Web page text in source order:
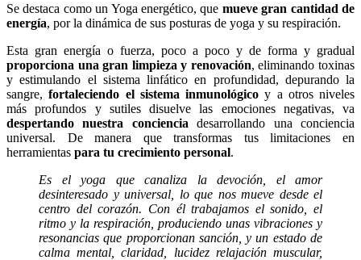
Se destaca como un Yoga energético, que mueve gran cantidad de
energía, por la dinámica de sus posturas de yoga y su respiración.
Esta gran energía o fuerza, poco a poco y de forma y gradual
proporciona una gran limpieza y renovación, eliminando toxinas
y estimulando el sistema linfático en profundidad, depurando la
sangre,fortaleciendo el sistema inmunológico y a otros niveles
más profundos y sutiles disuelve las emociones negativas, va
despertando nuestra conciencia desarrollando una conciencia
universal. De manera que transformas tus limitaciones en
herramientas para tu crecimiento personal.
Es el yoga que canaliza la devoción, el amor
desinteresado y universal, lo que nos mueve desde el
centro del corazón. Con él trabajamos el sonido, el
ritmo y la respiración, produciendo unas vibraciones y
resonancias que proporcionan sanción, y un estado de
calma mental, claridad, lucidez relajación muscular,